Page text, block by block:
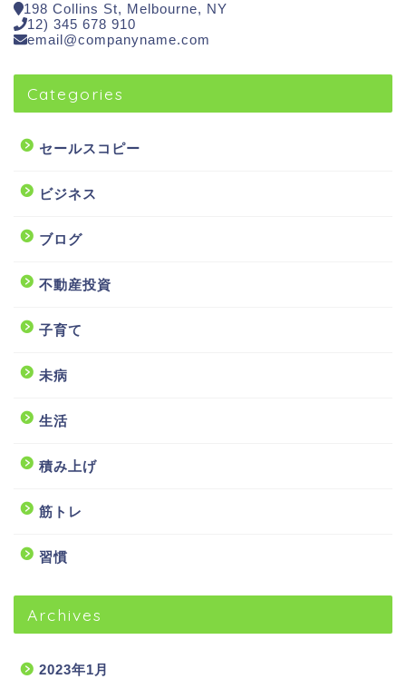
198 Collins St, Melbourne, NY
12) 345 678 910
email@companyname.com
Categories
セールスコピー
ビジネス
ブログ
不動産投資
子育て
未病
生活
積み上げ
筋トレ
習慣
Archives
2023年1月